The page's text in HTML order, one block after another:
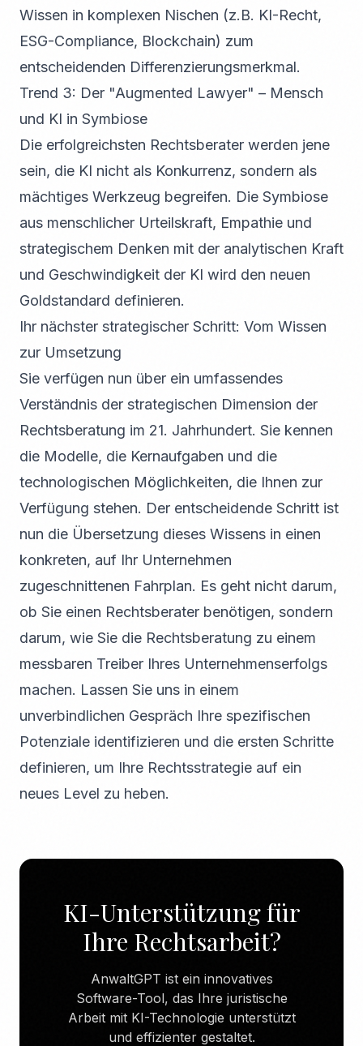
Wissen in komplexen Nischen (z.B. KI-Recht,
ESG-Compliance, Blockchain) zum
entscheidenden Differenzierungsmerkmal.
Trend 3: Der "Augmented Lawyer" – Mensch
und KI in Symbiose
Die erfolgreichsten Rechtsberater werden jene
sein, die KI nicht als Konkurrenz, sondern als
mächtiges Werkzeug begreifen. Die Symbiose
aus menschlicher Urteilskraft, Empathie und
strategischem Denken mit der analytischen Kraft
und Geschwindigkeit der KI wird den neuen
Goldstandard definieren.
Ihr nächster strategischer Schritt: Vom Wissen
zur Umsetzung
Sie verfügen nun über ein umfassendes
Verständnis der strategischen Dimension der
Rechtsberatung im 21. Jahrhundert. Sie kennen
die Modelle, die Kernaufgaben und die
technologischen Möglichkeiten, die Ihnen zur
Verfügung stehen. Der entscheidende Schritt ist
nun die Übersetzung dieses Wissens in einen
konkreten, auf Ihr Unternehmen
zugeschnittenen Fahrplan. Es geht nicht darum,
ob Sie einen Rechtsberater benötigen, sondern
darum, wie Sie die Rechtsberatung zu einem
messbaren Treiber Ihres Unternehmenserfolgs
machen. Lassen Sie uns in einem
unverbindlichen Gespräch Ihre spezifischen
Potenziale identifizieren und die ersten Schritte
definieren, um Ihre Rechtsstrategie auf ein
neues Level zu heben.
KI-Unterstützung für
Ihre Rechtsarbeit?
AnwaltGPT ist ein innovatives
Software-Tool, das Ihre juristische
Arbeit mit KI-Technologie unterstützt
und effizienter gestaltet.